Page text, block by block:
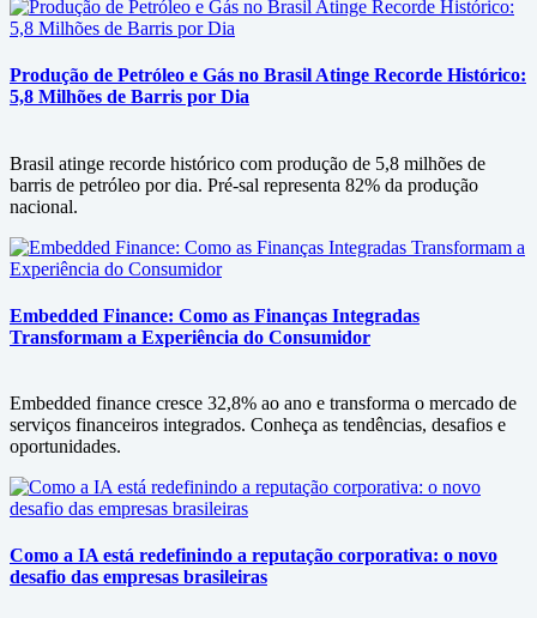
Produção de Petróleo e Gás no Brasil Atinge Recorde Histórico:
5,8 Milhões de Barris por Dia
Brasil atinge recorde histórico com produção de 5,8 milhões de
barris de petróleo por dia. Pré-sal representa 82% da produção
nacional.
Embedded Finance: Como as Finanças Integradas
Transformam a Experiência do Consumidor
Embedded finance cresce 32,8% ao ano e transforma o mercado de
serviços financeiros integrados. Conheça as tendências, desafios e
oportunidades.
Como a IA está redefinindo a reputação corporativa: o novo
desafio das empresas brasileiras